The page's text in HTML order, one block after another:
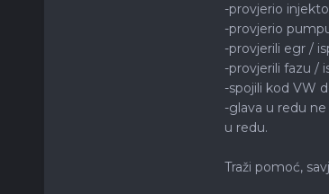
-provjerio
-provjerio
-provjerili egr /
-provjerili fazu /
-spojili kod VW
-glava u redu
u redu.
Traži pomoć,